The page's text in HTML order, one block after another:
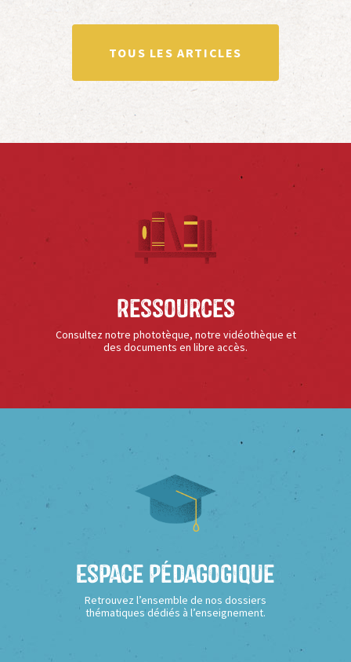
TOUS LES ARTICLES
Ressources
Consultez notre phototèque, notre vidéothèque et
des documents en libre accès.
Espace Pédagogique
Retrouvez l’ensemble de nos dossiers
thématiques dédiés à l’enseignement.